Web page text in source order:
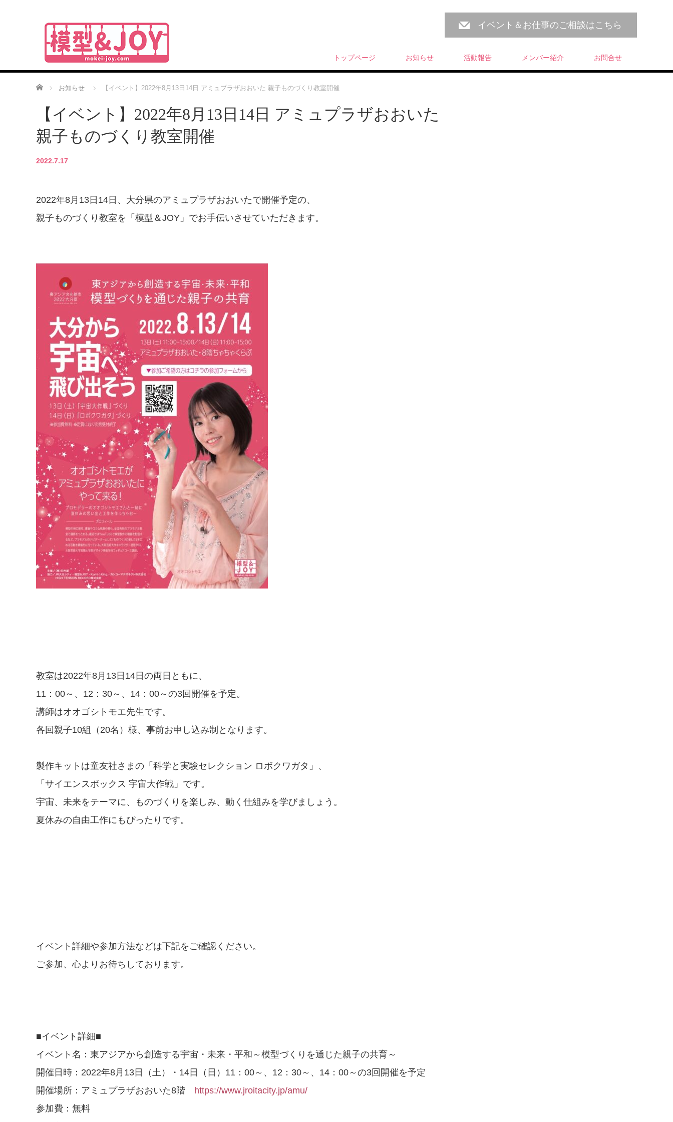
イベント＆お仕事のご相談はこちら
トップページ お知らせ 活動報告 メンバー紹介 お問合せ
ホーム お知らせ 【イベント】2022年8月13日14日 アミュプラザおおいた 親子ものづくり教室開催
【イベント】2022年8月13日14日 アミュプラザおおいた
親子ものづくり教室開催
2022.7.17
2022年8月13日14日、大分県のアミュプラザおおいたで開催予定の、
親子ものづくり教室を「模型＆JOY」でお手伝いさせていただきます。
教室は2022年8月13日14日の両日ともに、
11：00～、12：30～、14：00～の3回開催を予定。
講師はオオゴシトモエ先生です。
各回親子10組（20名）様、事前お申し込み制となります。
製作キットは童友社さまの「科学と実験セレクション ロボクワガタ」、
「サイエンスボックス 宇宙大作戦」です。
宇宙、未来をテーマに、ものづくりを楽しみ、動く仕組みを学びましょう。
夏休みの自由工作にもぴったりです。
イベント詳細や参加方法などは下記をご確認ください。
ご参加、心よりお待ちしております。
■イベント詳細■
イベント名：東アジアから創造する宇宙・未来・平和～模型づくりを通じた親子の共育～
開催日時：2022年8月13日（土）・14日（日）11：00～、12：30～、14：00～の3回開催を予定
開催場所：アミュプラザおおいた8階 https://www.jroitacity.jp/amu/
参加費：無料